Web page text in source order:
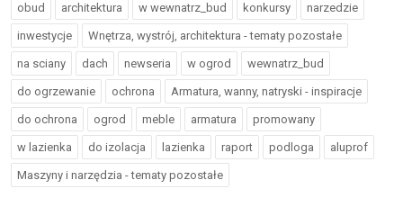
obud architektura w wewnatrz_bud konkursy narzedzie
inwestycje Wnętrza, wystrój, architektura - tematy pozostałe
na sciany dach newseria w ogrod wewnatrz_bud
do ogrzewanie ochrona Armatura, wanny, natryski - inspiracje
do ochrona ogrod meble armatura promowany
w lazienka do izolacja lazienka raport podloga aluprof
Maszyny i narzędzia - tematy pozostałe